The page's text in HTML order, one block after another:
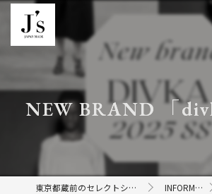
NEW BRAND 「
東京都蔵前のセレクトショップならJ's INFORMATION